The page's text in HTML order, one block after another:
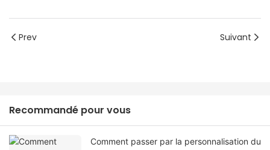
Prev Suivant
Recommandé pour vous
Comment passer par la personnalisation du